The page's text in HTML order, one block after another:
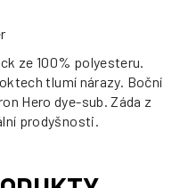
ze 100% polyesteru.
tlumí nárazy. Boční
Hero dye-sub. Záda z
prodyšnosti.